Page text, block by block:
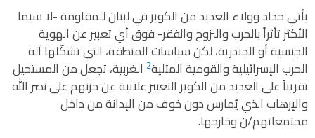
يأتي حداد وولاء العديد من الكوير في لبنان للمقاومة -لا سيما
الأكثر تأثراً بالحرب والنزوح والفقر- فوق أي تعبير عن الهوية
الجنسية أو الجندرية، لكن سياسات المنطقة، التي تشكّلها آلة
الحرب الإسرائيلية والقومية المثلية2 الغربية، تجعل من المستحيل
تقريباً على العديد من الكوير التعبير علانية عن حزنهم على نصر الله
والإرهاب الذي يُمارس دون خوف من الإدانة من داخل
مجتمعاتهم/ن وخارجها.